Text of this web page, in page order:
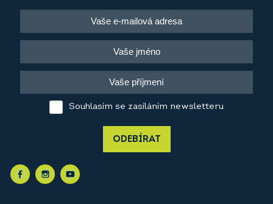
Souhlasím se zasíláním newsletteru
ODEBÍRAT